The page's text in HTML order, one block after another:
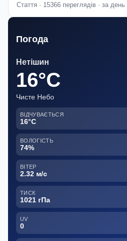
Стаття · 15366 переглядів · за
Погода
Нетішин
16°C
Чисте Небо
ВІДЧУВАЄТЬСЯ
16°C
ВОЛОГІСТЬ
74%
ВІТЕР
2.32 м/с
ТИСК
1021 гПа
UV
0